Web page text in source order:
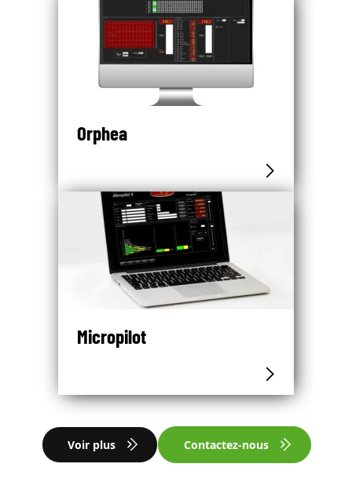
Orphea
Micropilot
Voir plus Contactez-nous